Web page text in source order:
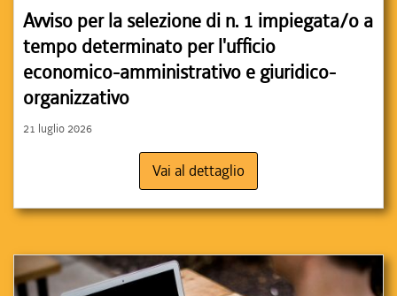
Avviso per la selezione di n. 1 impiegata/o a
tempo determinato per l'ufficio
economico-amministrativo e giuridico-
organizzativo
21 luglio 2026
Vai al dettaglio